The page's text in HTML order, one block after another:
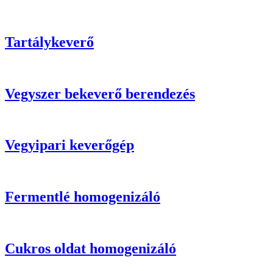
Tartálykeverő
Vegyszer bekeverő berendezés
Vegyipari keverőgép
Fermentlé homogenizáló
Cukros oldat homogenizáló